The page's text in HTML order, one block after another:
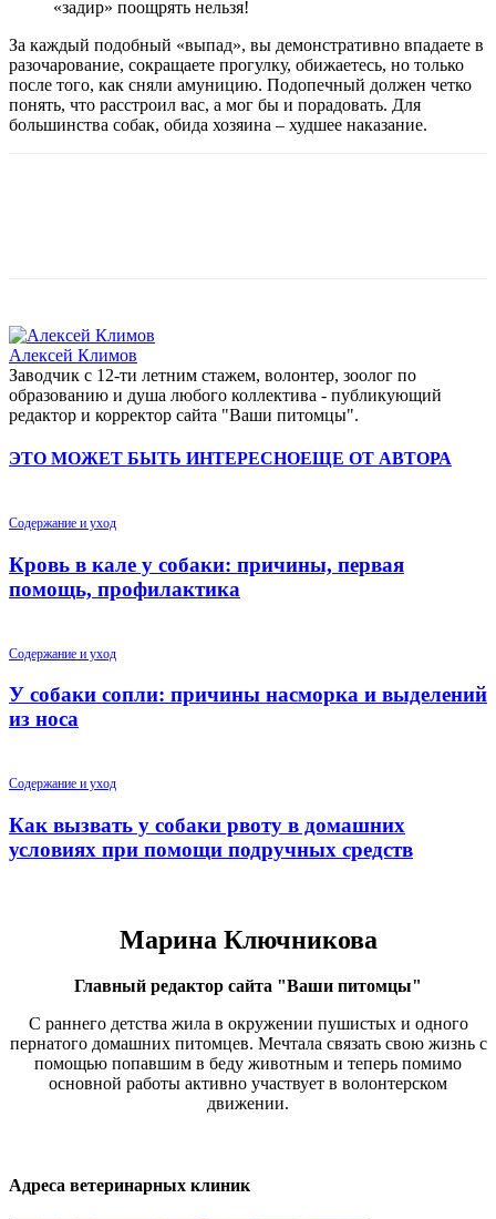
«задир» поощрять нельзя!
За каждый подобный «выпад», вы демонстративно впадаете в
разочарование, сокращаете прогулку, обижаетесь, но только
после того, как сняли амуницию. Подопечный должен четко
понять, что расстроил вас, а мог бы и порадовать. Для
большинства собак, обида хозяина – худшее наказание.
Алексей Климов
Заводчик c 12-ти летним стажем, волонтер, зоолог по
образованию и душа любого коллектива - публикующий
редактор и корректор сайта "Ваши питомцы".
ЭТО МОЖЕТ БЫТЬ ИНТЕРЕСНОЕЩЕ ОТ АВТОРА
Содержание и уход
Кровь в кале у собаки: причины, первая
помощь, профилактика
Содержание и уход
У собаки сопли: причины насморка и выделений
из носа
Содержание и уход
Как вызвать у собаки рвоту в домашних
условиях при помощи подручных средств
Марина Ключникова
Главный редактор сайта "Ваши питомцы"
С раннего детства жила в окружении пушистых и одного
пернатого домашних питомцев. Мечтала связать свою жизнь с
помощью попавшим в беду животным и теперь помимо
основной работы активно участвует в волонтерском
движении.
Адреса ветеринарных клиник